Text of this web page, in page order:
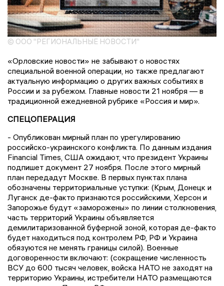
© ООО "РЕГИОНАЛЬНЫЕ НОВОСТИ"
«Орловские новости» не забывают о новостях
специальной военной операции, но также предлагают
актуальную информацию о других важных событиях в
России и за рубежом. Главные новости 21 ноября — в
традиционной ежедневной рубрике «Россия и мир».
СПЕЦОПЕРАЦИЯ
- Опубликован мирный план по урегулированию
российско-украинского конфликта. По данным издания
Financial Times, США ожидают, что президент Украины
подпишет документ 27 ноября. После этого мирный
план передадут Москве. В первых пунктах плана
обозначены территориальные уступки: (Крым, Донецк и
Луганск де-факто признаются российскими, Херсон и
Запорожье будут «заморожены» по линии столкновения,
часть территорий Украины объявляется
демилитаризованной буферной зоной, которая де-факто
будет находиться под контролем РФ, РФ и Украина
обязуются не менять границы силой). Военные
договоренности включают: (сокращение численность
ВСУ до 600 тысяч человек, войска НАТО не заходят на
территорию Украины, истребители НАТО размещаются